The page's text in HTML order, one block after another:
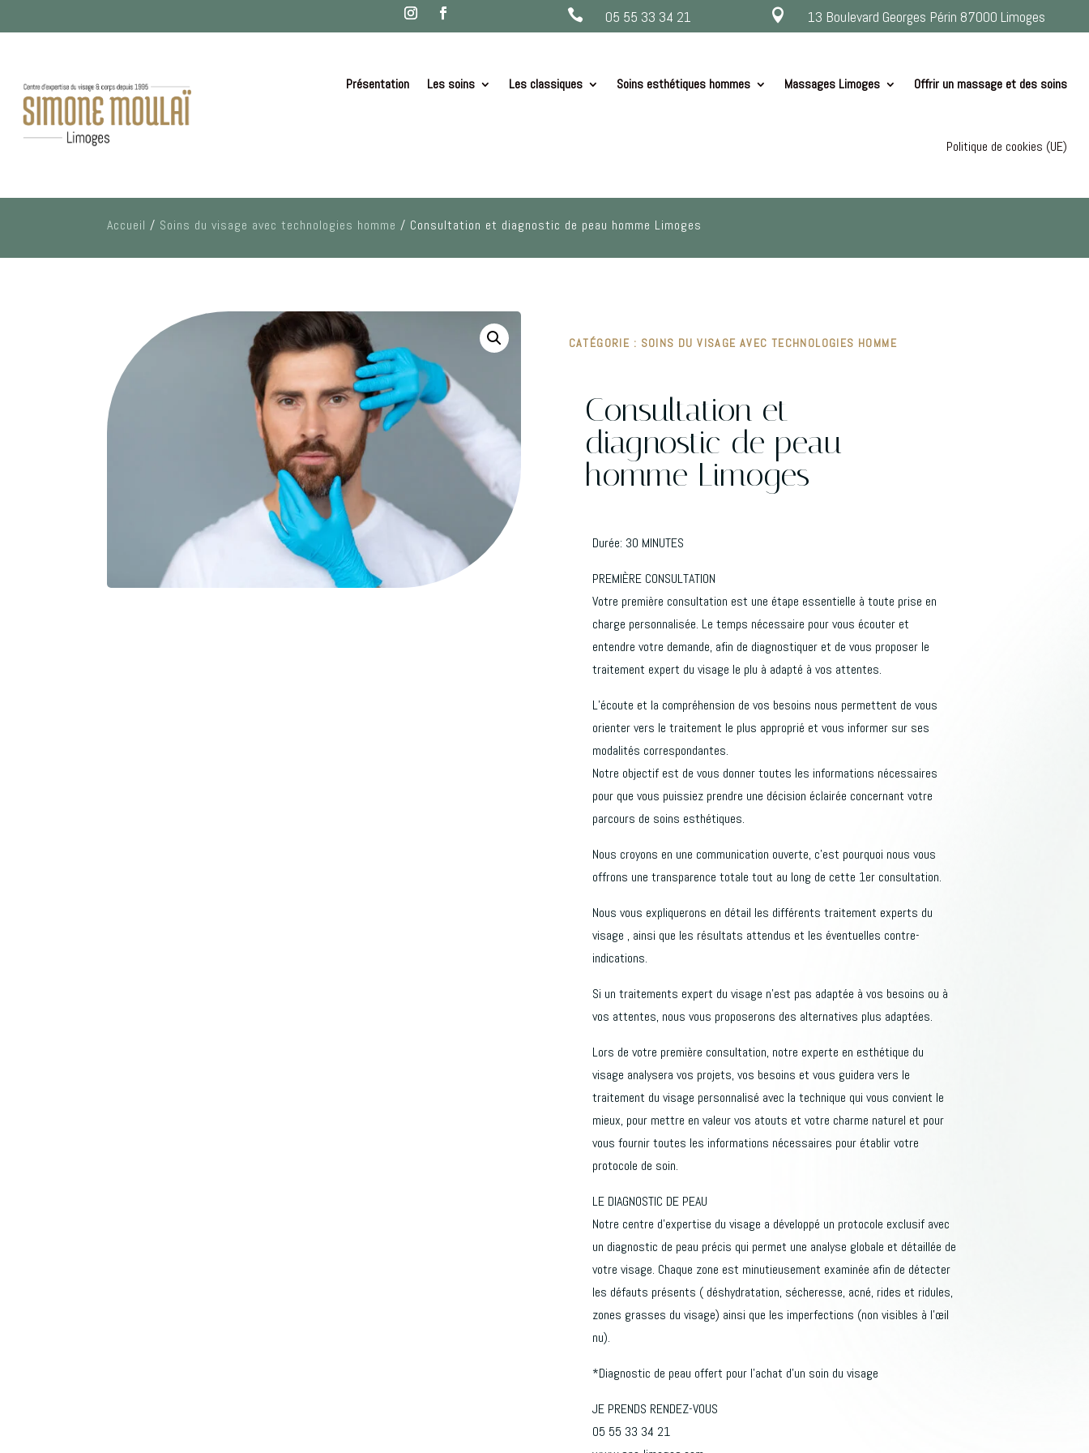
 05 55 33 34 21  13 Boulevard Georges Périn 87000 Limoges
Présentation Les soins Les classiques Soins esthétiques hommes Massages Limoges Offrir un massage et des soins
Politique de cookies (UE)
Accueil / Soins du visage avec technologies homme / Consultation et diagnostic de peau homme Limoges
CATÉGORIE : SOINS DU VISAGE AVEC TECHNOLOGIES HOMME
Consultation et
diagnostic de peau
homme Limoges
Durée: 30 MINUTES
PREMIÈRE CONSULTATION
Votre première consultation est une étape essentielle à toute prise en
charge personnalisée. Le temps nécessaire pour vous écouter et
entendre votre demande, afin de diagnostiquer et de vous proposer le
traitement expert du visage le plu à adapté à vos attentes.
L’écoute et la compréhension de vos besoins nous permettent de vous
orienter vers le traitement le plus approprié et vous informer sur ses
modalités correspondantes.
Notre objectif est de vous donner toutes les informations nécessaires
pour que vous puissiez prendre une décision éclairée concernant votre
parcours de soins esthétiques.
Nous croyons en une communication ouverte, c’est pourquoi nous vous
offrons une transparence totale tout au long de cette 1er consultation.
Nous vous expliquerons en détail les différents traitement experts du
visage , ainsi que les résultats attendus et les éventuelles contre-
indications.
Si un traitements expert du visage n’est pas adaptée à vos besoins ou à
vos attentes, nous vous proposerons des alternatives plus adaptées.
Lors de votre première consultation, notre experte en esthétique du
visage analysera vos projets, vos besoins et vous guidera vers le
traitement du visage personnalisé avec la technique qui vous convient le
mieux, pour mettre en valeur vos atouts et votre charme naturel et pour
vous fournir toutes les informations nécessaires pour établir votre
protocole de soin.
LE DIAGNOSTIC DE PEAU
Notre centre d’expertise du visage a développé un protocole exclusif avec
un diagnostic de peau précis qui permet une analyse globale et détaillée de
votre visage. Chaque zone est minutieusement examinée afin de détecter
les défauts présents ( déshydratation, sécheresse, acné, rides et ridules,
zones grasses du visage) ainsi que les imperfections (non visibles à l’œil
nu).
*Diagnostic de peau offert pour l’achat d’un soin du visage
JE PRENDS RENDEZ-VOUS
05 55 33 34 21